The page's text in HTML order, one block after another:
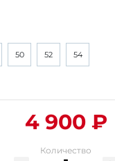
50 52 54
4 900 ₽
Количество